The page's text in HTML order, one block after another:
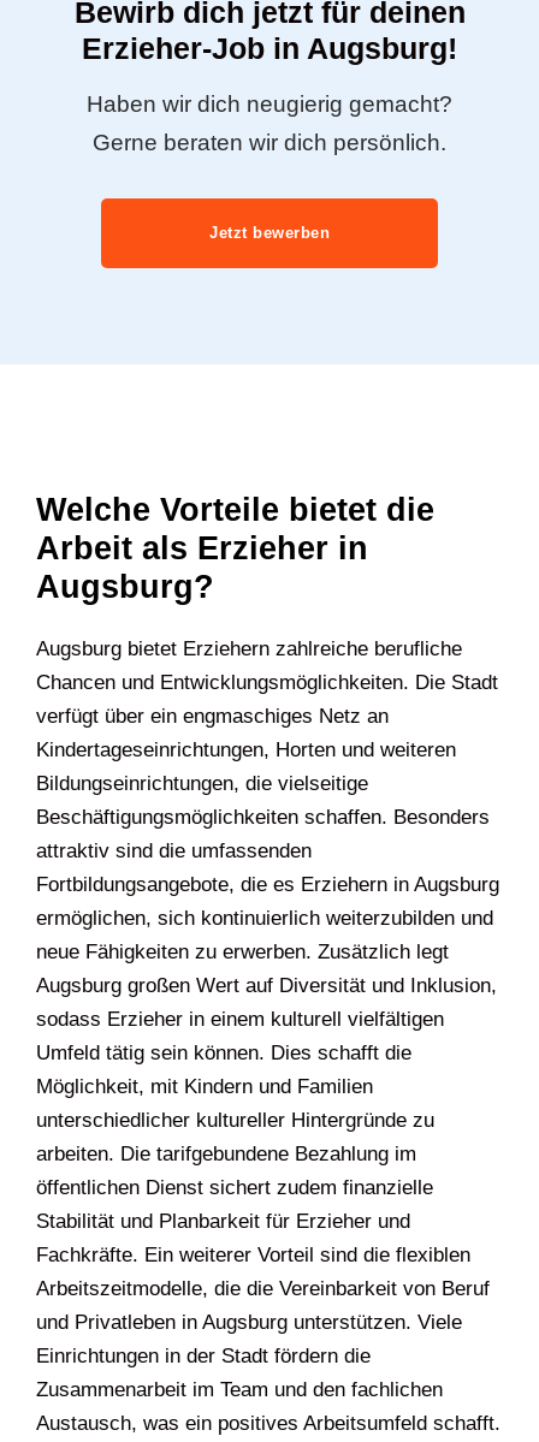
Bewirb dich jetzt für deinen
Erzieher-Job in Augsburg!
Haben wir dich neugierig gemacht?
Gerne beraten wir dich persönlich.
Jetzt bewerben
Welche Vorteile bietet die
Arbeit als Erzieher in
Augsburg?
Augsburg bietet Erziehern zahlreiche berufliche
Chancen und Entwicklungsmöglichkeiten. Die Stadt
verfügt über ein engmaschiges Netz an
Kindertageseinrichtungen, Horten und weiteren
Bildungseinrichtungen, die vielseitige
Beschäftigungsmöglichkeiten schaffen. Besonders
attraktiv sind die umfassenden
Fortbildungsangebote, die es Erziehern in Augsburg
ermöglichen, sich kontinuierlich weiterzubilden und
neue Fähigkeiten zu erwerben. Zusätzlich legt
Augsburg großen Wert auf Diversität und Inklusion,
sodass Erzieher in einem kulturell vielfältigen
Umfeld tätig sein können. Dies schafft die
Möglichkeit, mit Kindern und Familien
unterschiedlicher kultureller Hintergründe zu
arbeiten. Die tarifgebundene Bezahlung im
öffentlichen Dienst sichert zudem finanzielle
Stabilität und Planbarkeit für Erzieher und
Fachkräfte. Ein weiterer Vorteil sind die flexiblen
Arbeitszeitmodelle, die die Vereinbarkeit von Beruf
und Privatleben in Augsburg unterstützen. Viele
Einrichtungen in der Stadt fördern die
Zusammenarbeit im Team und den fachlichen
Austausch, was ein positives Arbeitsumfeld schafft.